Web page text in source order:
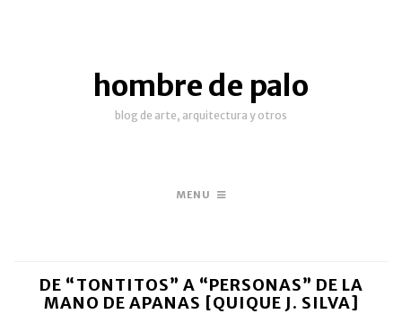
hombre de palo
blog de arte, arquitectura y otros
MENU
DE “TONTITOS” A “PERSONAS” DE LA
MANO DE APANAS [QUIQUE J. SILVA]